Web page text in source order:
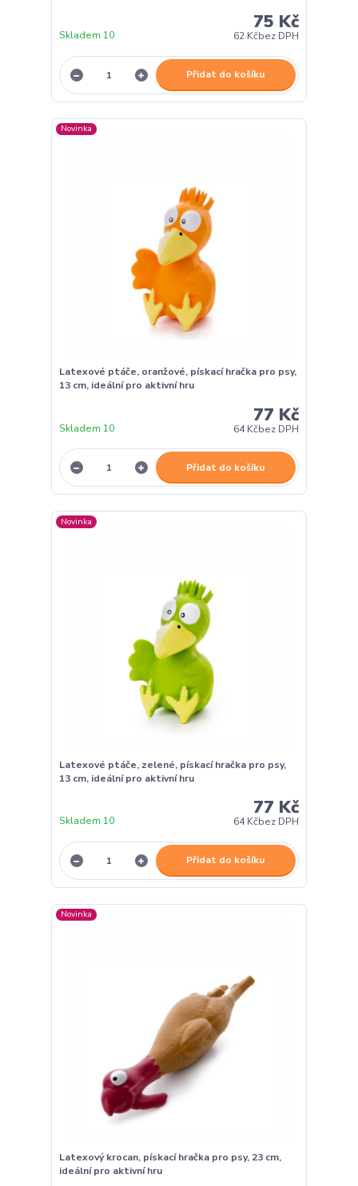
75 Kč
62 Kčbez DPH
Skladem 10
Přidat do košíku
Novinka
Latexové ptáče, oranžové, pískací hračka pro psy,
13 cm, ideální pro aktivní hru
77 Kč
64 Kčbez DPH
Skladem 10
Přidat do košíku
Novinka
Latexové ptáče, zelené, pískací hračka pro psy,
13 cm, ideální pro aktivní hru
77 Kč
64 Kčbez DPH
Skladem 10
Přidat do košíku
Novinka
Latexový krocan, pískací hračka pro psy, 23 cm,
ideální pro aktivní hru